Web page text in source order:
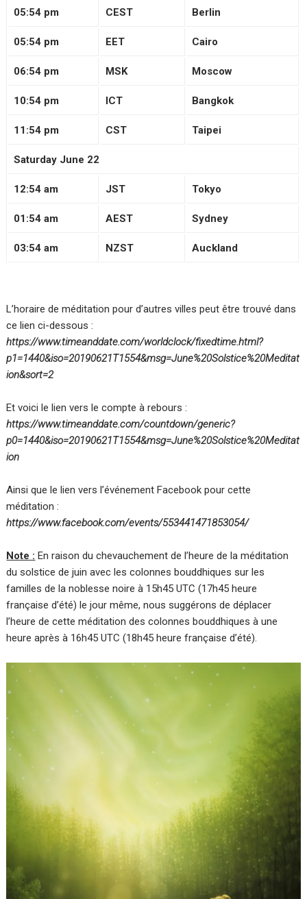
05:54 pm CEST Berlin
05:54 pm EET Cairo
06:54 pm MSK Moscow
10:54 pm ICT Bangkok
11:54 pm CST Taipei
Saturday June 22
12:54 am JST Tokyo
01:54 am AEST Sydney
03:54 am NZST Auckland
L’horaire de méditation pour d’autres villes peut être trouvé dans
ce lien ci-dessous :
https://www.timeanddate.com/worldclock/fixedtime.html?
p1=1440&iso=20190621T1554&msg=June%20Solstice%20Meditat
ion&sort=2
Et voici le lien vers le compte à rebours :
https://www.timeanddate.com/countdown/generic?
p0=1440&iso=20190621T1554&msg=June%20Solstice%20Meditat
ion
Ainsi que le lien vers l’événement Facebook pour cette
méditation :
https://www.facebook.com/events/553441471853054/
Note : En raison du chevauchement de l’heure de la méditation
du solstice de juin avec les colonnes bouddhiques sur les
familles de la noblesse noire à 15h45 UTC (17h45 heure
française d’été) le jour même, nous suggérons de déplacer
l’heure de cette méditation des colonnes bouddhiques à une
heure après à 16h45 UTC (18h45 heure française d’été).